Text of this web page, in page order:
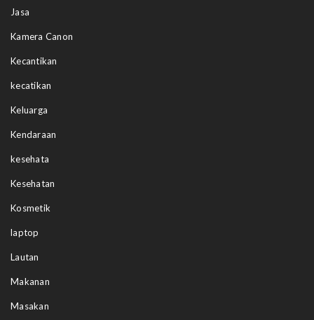
Jasa
Kamera Canon
Kecantikan
kecatikan
Keluarga
Kendaraan
kesehata
Kesehatan
Kosmetik
laptop
Lautan
Makanan
Masakan